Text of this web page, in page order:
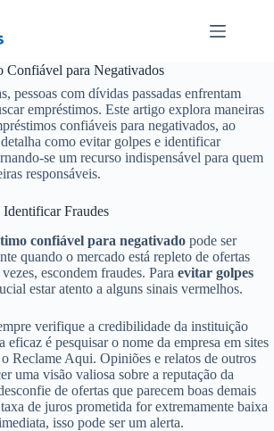
Confiável para Negativados
pessoas com dívidas passadas enfrentam
empréstimos. Este artigo explora maneiras
confiáveis para negativados, ao
como evitar golpes e identificar
se um recurso indispensável para quem
responsáveis.
Fraudes
confiável para negativado pode ser
quando o mercado está repleto de ofertas
escondem fraudes. Para evitar golpes
estar atento a alguns sinais vermelhos.
verifique a credibilidade da instituição
é pesquisar o nome da empresa em sites
Reclame Aqui. Opiniões e relatos de outros
uma visão valiosa sobre a reputação da
de ofertas que parecem boas demais
de juros prometida for extremamente baixa
isso pode ser um alerta.